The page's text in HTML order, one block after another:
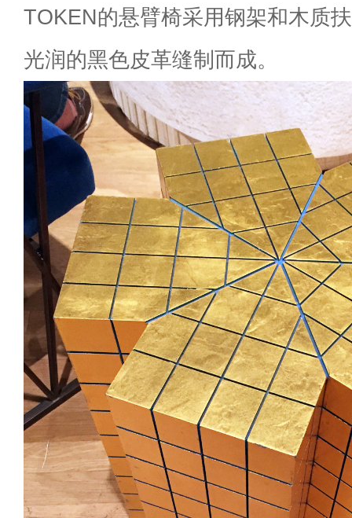
TOKEN的悬臂椅采用钢架和木质
光润的黑色皮革缝制而成。